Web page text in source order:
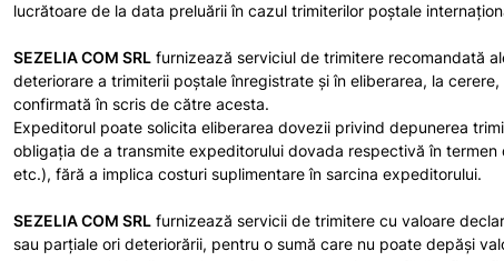
lucrătoare de la data preluării în cazul trimiterilor poştale
SEZELIA COM SRL furnizează serviciul de trimitere recomandată
deteriorare a trimiterii poştale înregistrate şi în eliberarea, la
confirmată în scris de către acesta.
Expeditorul poate solicita eliberarea dovezii privind depunerea
obligația de a transmite expeditorului dovada respectivă în
etc.), fără a implica costuri suplimentare în sarcina expeditorului.
SEZELIA COM SRL furnizează servicii de trimitere cu valoare
sau parţiale ori deteriorării, pentru o sumă care nu poate depăşi